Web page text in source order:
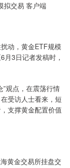
拟交易 客户端
动，黄金ETF规模
3日记者发稿时，
观点，在震荡行情
受访人士看来，短
支撑黄金配置价值
黄金交易所挂盘交